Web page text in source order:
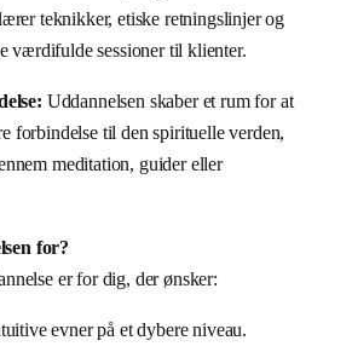
teknikker, etiske retningslinjer og
værdifulde sessioner til klienter.
Uddannelsen skaber et rum for at
forbindelse til den spirituelle verden,
meditation, guider eller
for?
er for dig, der ønsker:
evner på et dybere niveau.